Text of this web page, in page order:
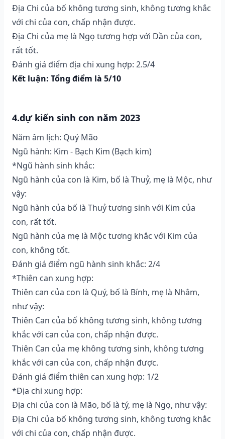
Địa Chi của bố không tương sinh, không tương khắc
với chi của con, chấp nhận được.
Địa Chi của mẹ là Ngọ tương hợp với Dần của con,
rất tốt.
Đánh giá điểm địa chi xung hợp: 2.5/4
Kết luận: Tổng điểm là 5/10
4.dự kiến sinh con năm 2023
Năm âm lịch: Quý Mão
Ngũ hành: Kim - Bạch Kim (Bạch kim)
*Ngũ hành sinh khắc:
Ngũ hành của con là Kim, bố là Thuỷ, mẹ là Mộc, như
vậy:
Ngũ hành của bố là Thuỷ tương sinh với Kim của
con, rất tốt.
Ngũ hành của mẹ là Mộc tương khắc với Kim của
con, không tốt.
Đánh giá điểm ngũ hành sinh khắc: 2/4
*Thiên can xung hợp:
Thiên can của con là Quý, bố là Bính, mẹ là Nhâm,
như vậy:
Thiên Can của bố không tương sinh, không tương
khắc với can của con, chấp nhận được.
Thiên Can của mẹ không tương sinh, không tương
khắc với can của con, chấp nhận được.
Đánh giá điểm thiên can xung hợp: 1/2
*Địa chi xung hợp:
Địa chi của con là Mão, bố là tý, mẹ là Ngọ, như vậy:
Địa Chi của bố không tương sinh, không tương khắc
với chi của con, chấp nhận được.